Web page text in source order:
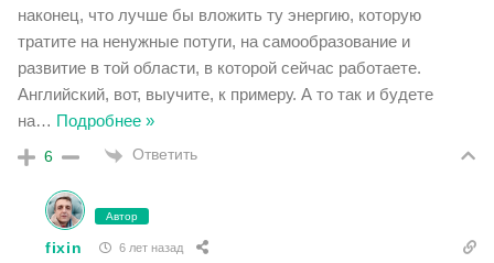
наконец, что лучше бы вложить ту энергию, которую
тратите на ненужные потуги, на самообразование и
развитие в той области, в которой сейчас работаете.
Английский, вот, выучите, к примеру. А то так и будете
на… Подробнее »
6 Ответить
Автор
fixin 6 лет назад